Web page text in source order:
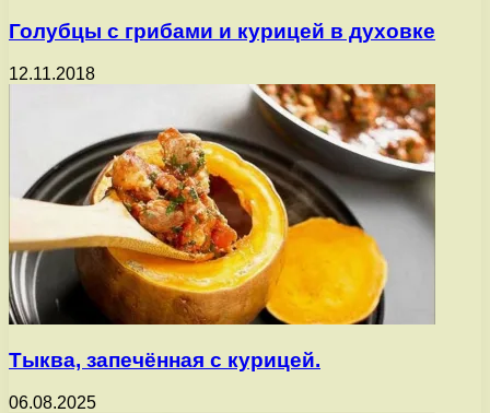
Голубцы с грибами и курицей в духовке
12.11.2018
Тыква, запечённая с курицей.
06.08.2025